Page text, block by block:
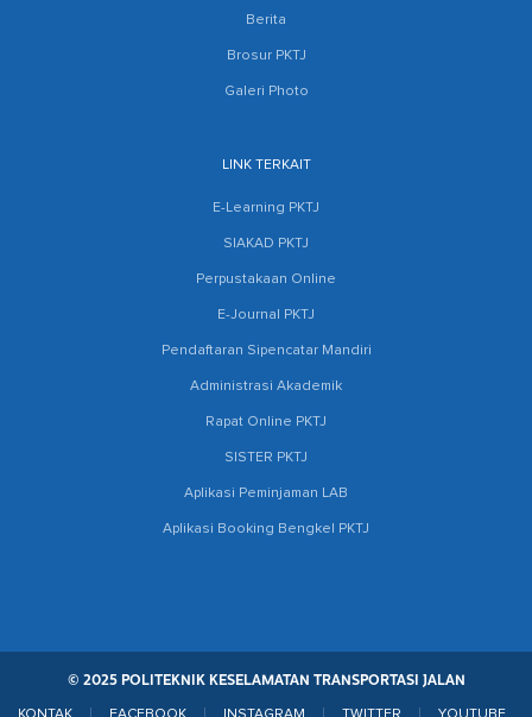
Berita
Brosur PKTJ
Galeri Photo
LINK TERKAIT
E-Learning PKTJ
SIAKAD PKTJ
Perpustakaan Online
E-Journal PKTJ
Pendaftaran Sipencatar Mandiri
Administrasi Akademik
Rapat Online PKTJ
SISTER PKTJ
Aplikasi Peminjaman LAB
Aplikasi Booking Bengkel PKTJ
© 2025 POLITEKNIK KESELAMATAN TRANSPORTASI JALAN